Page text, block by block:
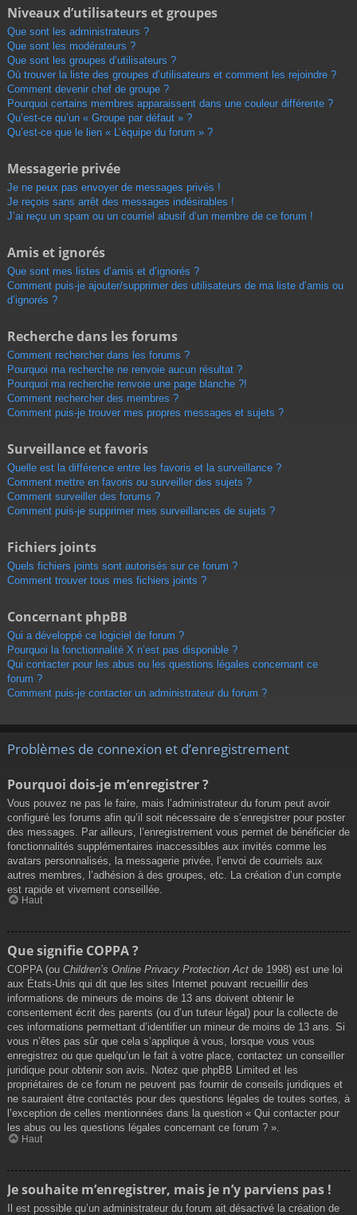
Niveaux d’utilisateurs et groupes
Que sont les administrateurs ?
Que sont les modérateurs ?
Que sont les groupes d’utilisateurs ?
Où trouver la liste des groupes d’utilisateurs et comment les rejoindre ?
Comment devenir chef de groupe ?
Pourquoi certains membres apparaissent dans une couleur différente ?
Qu’est-ce qu’un « Groupe par défaut » ?
Qu’est-ce que le lien « L’équipe du forum » ?
Messagerie privée
Je ne peux pas envoyer de messages privés !
Je reçois sans arrêt des messages indésirables !
J’ai reçu un spam ou un courriel abusif d’un membre de ce forum !
Amis et ignorés
Que sont mes listes d’amis et d’ignorés ?
Comment puis-je ajouter/supprimer des utilisateurs de ma liste d’amis ou
d’ignorés ?
Recherche dans les forums
Comment rechercher dans les forums ?
Pourquoi ma recherche ne renvoie aucun résultat ?
Pourquoi ma recherche renvoie une page blanche ?!
Comment rechercher des membres ?
Comment puis-je trouver mes propres messages et sujets ?
Surveillance et favoris
Quelle est la différence entre les favoris et la surveillance ?
Comment mettre en favoris ou surveiller des sujets ?
Comment surveiller des forums ?
Comment puis-je supprimer mes surveillances de sujets ?
Fichiers joints
Quels fichiers joints sont autorisés sur ce forum ?
Comment trouver tous mes fichiers joints ?
Concernant phpBB
Qui a développé ce logiciel de forum ?
Pourquoi la fonctionnalité X n’est pas disponible ?
Qui contacter pour les abus ou les questions légales concernant ce
forum ?
Comment puis-je contacter un administrateur du forum ?
Problèmes de connexion et d’enregistrement
Pourquoi dois-je m’enregistrer ?
Vous pouvez ne pas le faire, mais l’administrateur du forum peut avoir
configuré les forums afin qu’il soit nécessaire de s’enregistrer pour poster
des messages. Par ailleurs, l’enregistrement vous permet de bénéficier de
fonctionnalités supplémentaires inaccessibles aux invités comme les
avatars personnalisés, la messagerie privée, l’envoi de courriels aux
autres membres, l’adhésion à des groupes, etc. La création d’un compte
est rapide et vivement conseillée.
Haut
Que signifie COPPA ?
COPPA (ou Children’s Online Privacy Protection Act de 1998) est une loi
aux États-Unis qui dit que les sites Internet pouvant recueillir des
informations de mineurs de moins de 13 ans doivent obtenir le
consentement écrit des parents (ou d’un tuteur légal) pour la collecte de
ces informations permettant d’identifier un mineur de moins de 13 ans. Si
vous n’êtes pas sûr que cela s’applique à vous, lorsque vous vous
enregistrez ou que quelqu’un le fait à votre place, contactez un conseiller
juridique pour obtenir son avis. Notez que phpBB Limited et les
propriétaires de ce forum ne peuvent pas fournir de conseils juridiques et
ne sauraient être contactés pour des questions légales de toutes sortes, à
l’exception de celles mentionnées dans la question « Qui contacter pour
les abus ou les questions légales concernant ce forum ? ».
Haut
Je souhaite m’enregistrer, mais je n’y parviens pas !
Il est possible qu’un administrateur du forum ait désactivé la création de